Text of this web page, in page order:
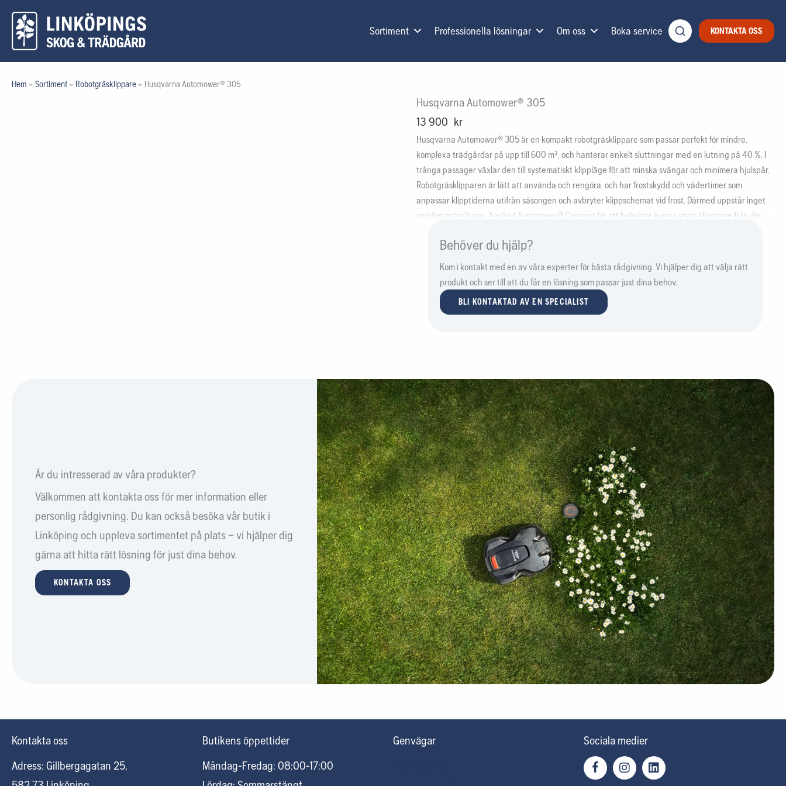
Hoppa
innehåll
Sortiment Professionella lösningar Om oss Boka service KONTAKTA OSS
Hem » Sortiment » Robotgräsklippare » Husqvarna Automower® 305
Husqvarna Automower® 305
13 900 kr
Husqvarna Automower® 305 är en kompakt robotgräsklippare som passar perfekt för mindre,
komplexa trädgårdar på upp till 600 m², och hanterar enkelt sluttningar med en lutning på 40 %. I
trånga passager växlar den till systematiskt klippläge för att minska svängar och minimera hjulspår.
Robotgräsklipparen är lätt att använda och rengöra, och har frostskydd och vädertimer som
anpassar klipptiderna utifrån säsongen och avbryter klippschemat vid frost. Därmed uppstår inget
onödigt grässlitage. Använd Automower® Connect för att bekvämt kunna styra klipparen från din
Behöver du hjälp?
Kom i kontakt med en av våra experter för bästa rådgivning. Vi hjälper dig att välja rätt
produkt och ser till att du får en lösning som passar just dina behov.
BLI KONTAKTAD AV EN SPECIALIST
Är du intresserad av våra produkter?
Välkommen att kontakta oss för mer information eller
personlig rådgivning. Du kan också besöka vår butik i
Linköping och uppleva sortimentet på plats – vi hjälper dig
gärna att hitta rätt lösning för just dina behov.
KONTAKTA OSS
Kontakta oss
Adress: Gillbergagatan 25,
Butikens öppettider
Måndag-Fredag: 08:00-17:00
Genvägar
Sociala medier